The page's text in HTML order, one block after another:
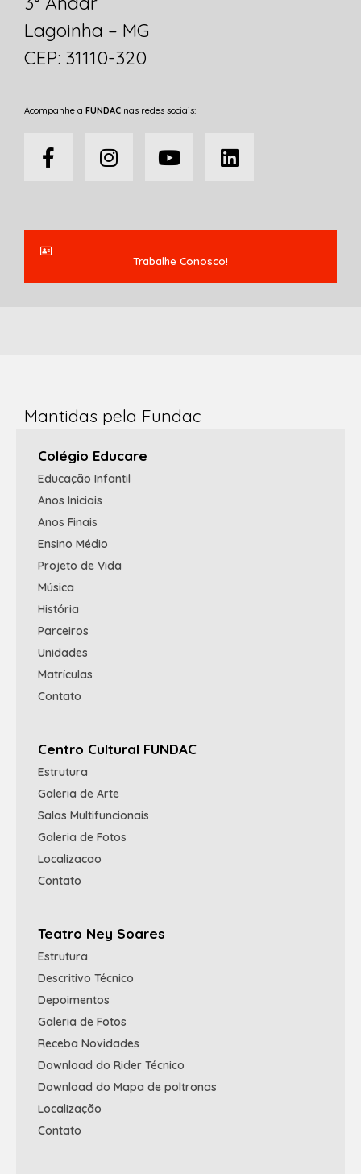
Lagoinha – MG
CEP: 31110-320
Acompanhe a FUNDAC nas redes sociais:
Trabalhe Conosco!
Mantidas pela Fundac
Colégio Educare
Educação Infantil
Anos Iniciais
Anos Finais
Ensino Médio
Projeto de Vida
Música
História
Parceiros
Unidades
Matrículas
Contato
Centro Cultural FUNDAC
Estrutura
Galeria de Arte
Salas Multifuncionais
Galeria de Fotos
Localizacao
Contato
Teatro Ney Soares
Estrutura
Descritivo Técnico
Depoimentos
Galeria de Fotos
Receba Novidades
Download do Rider Técnico
Download do Mapa de poltronas
Localização
Contato